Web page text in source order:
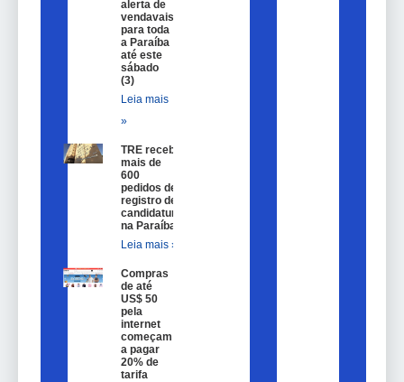
alerta de
vendavais
para toda
a Paraíba
até este
sábado
(3)
Leia mais
»
TRE recebe
mais de
600
pedidos de
registro de
candidatura
na Paraíba
Leia mais »
Compras
de até
US$ 50
pela
internet
começam
a pagar
20% de
tarifa